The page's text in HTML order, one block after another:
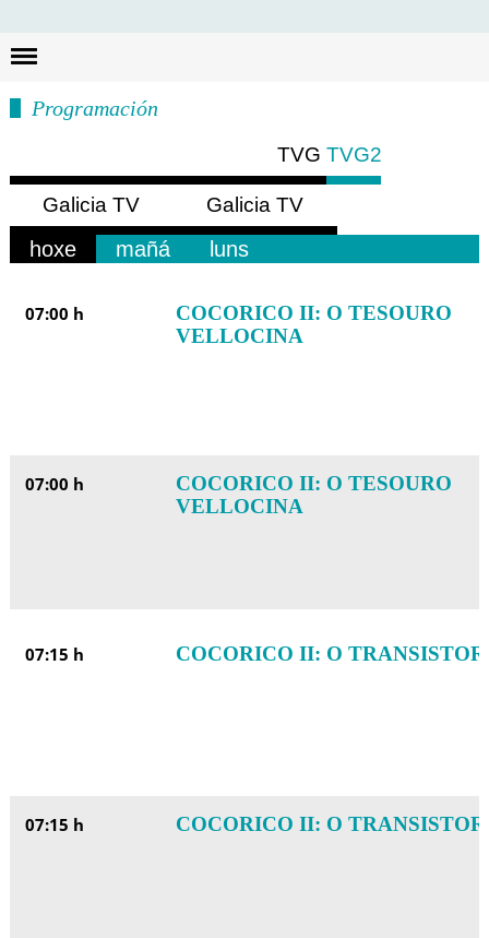
Programación
TVG TVG2
Galicia TV
Europa
Galicia TV
América
hoxe mañá luns
07:00 h
COCORICO II: O TESOURO
VELLOCINA
07:00 h
COCORICO II: O TESOURO
VELLOCINA
07:15 h COCORICO II: O TRANSISTOR
07:15 h COCORICO II: O TRANSISTOR